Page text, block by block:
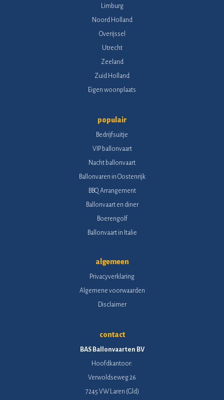
Limburg
Noord Holland
Overijssel
Utrecht
Zeeland
Zuid Holland
Eigen woonplaats
populair
Bedrijfsuitje
VIP ballonvaart
Nacht ballonvaart
Ballonvaren in Oostenrijk
BBQ Arrangement
Ballonvaart en diner
Boerengolf
Ballonvaart in Italie
algemeen
Privacyverklaring
Algemene voorwaarden
Disclaimer
contact
BAS Ballonvaarten BV
Hoofdkantoor:
Verwoldseweg 26
7245 VW Laren (Gld)